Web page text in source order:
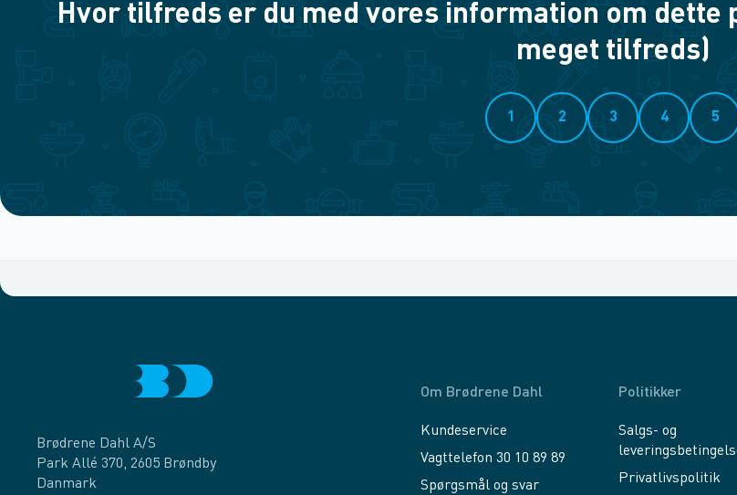
Hvor tilfreds er du med vores information om dette
meget tilfreds)
1 2 3 4 5
Brødrene Dahl A/S
Park Allé 370, 2605 Brøndby
Danmark
Om Brødrene Dahl
Kundeservice
Vagttelefon 30 10 89 89
Spørgsmål og svar
Politikker
Salgs- og
Privatlivspolitik